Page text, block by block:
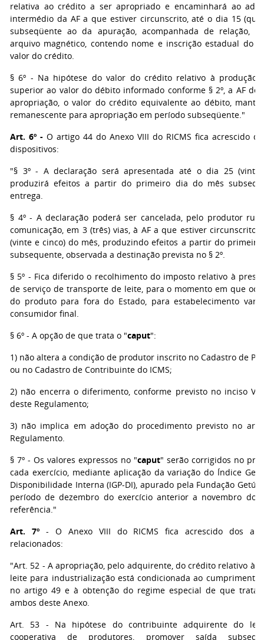
relativa ao crédito a ser apropriado e encaminhará ao
intermédio da AF a que estiver circunscrito, até o dia 15
subseqüente ao da apuração, acompanhada de relação,
arquivo magnético, contendo nome e inscrição estadual do
valor do crédito.
§ 6º - Na hipótese do valor do crédito relativo à produção
superior ao valor do débito informado conforme § 2º, a AF
apropriação, o valor do crédito equivalente ao débito,
remanescente para apropriação em período subseqüente."
Art. 6º - O artigo 44 do Anexo VIII do RICMS fica acrescido
dispositivos:
"§ 3º - A declaração será apresentada até o dia 25 (vinte
produzirá efeitos a partir do primeiro dia do mês
entrega.
§ 4º - A declaração poderá ser cancelada, pelo produtor
comunicação, em 3 (três) vias, à AF a que estiver circunscrito,
(vinte e cinco) do mês, produzindo efeitos a partir do
subsequente, observada a destinação prevista no § 2º.
§ 5º - Fica diferido o recolhimento do imposto relativo à
de serviço de transporte de leite, para o momento em que
do produto para fora do Estado, para estabelecimento
consumidor final.
§ 6º - A opção de que trata o "caput":
1) não altera a condição de produtor inscrito no Cadastro de
ou no Cadastro de Contribuinte do ICMS;
2) não encerra o diferimento, conforme previsto no inciso V
deste Regulamento;
3) não implica em adoção do procedimento previsto no
Regulamento.
§ 7º - Os valores expressos no "caput" serão corrigidos no
cada exercício, mediante aplicação da variação do Índice
Disponibilidade Interna (IGP-DI), apurado pela Fundação
período de dezembro do exercício anterior a novembro do
referência."
Art. 7º- O Anexo VIII do RICMS fica acrescido dos
relacionados:
"Art. 52 - A apropriação, pelo adquirente, do crédito relativo às
leite para industrialização está condicionada ao cumprimento
no artigo 49 e à obtenção do regime especial de que trata
ambos deste Anexo.
Art. 53 - Na hipótese do contribuinte adquirente do
cooperativa de produtores, promover saída